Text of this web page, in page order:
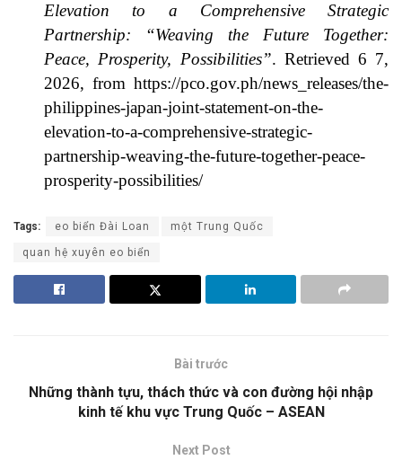
Elevation to a Comprehensive Strategic
Partnership: “Weaving the Future Together:
Peace, Prosperity, Possibilities”. Retrieved 6 7,
2026, from https://pco.gov.ph/news_releases/the-
philippines-japan-joint-statement-on-the-
elevation-to-a-comprehensive-strategic-
partnership-weaving-the-future-together-peace-
prosperity-possibilities/
Tags: eo biển Đài Loan một Trung Quốc
quan hệ xuyên eo biển
Bài trước
Những thành tựu, thách thức và con đường hội nhập
kinh tế khu vực Trung Quốc – ASEAN
Next Post